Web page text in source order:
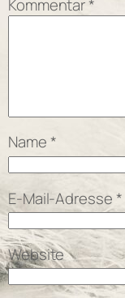
Kommentar*
Name*
E-Mail-Adresse*
Website